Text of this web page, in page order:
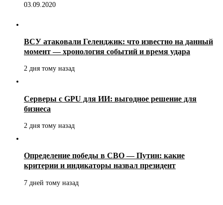
03.09.2020
ВСУ атаковали Геленджик: что известно на данный
момент — хронология событий и время удара
2 дня тому назад
Серверы с GPU для ИИ: выгодное решение для
бизнеса
2 дня тому назад
Определение победы в СВО — Путин: какие
критерии и индикаторы назвал президент
7 дней тому назад